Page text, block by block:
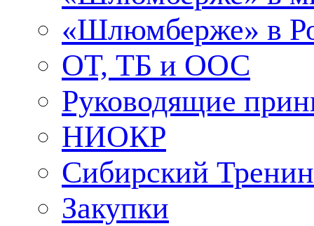
«Шлюмберже» в
ОТ, ТБ и ООС
Руководящие
НИОКР
Сибирский
Закупки